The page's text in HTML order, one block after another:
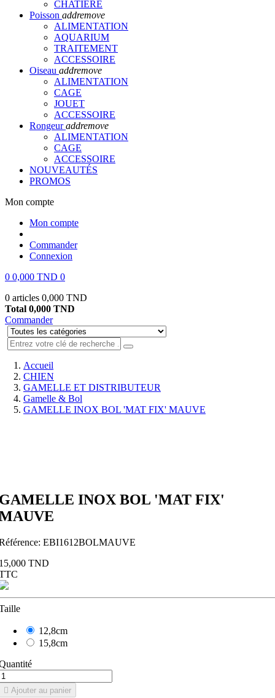
CHATIERE
Poisson addremove
ALIMENTATION
AQUARIUM
TRAITEMENT
ACCESSOIRE
Oiseau addremove
ALIMENTATION
CAGE
JOUET
ACCESSOIRE
Rongeur addremove
ALIMENTATION
CAGE
ACCESSOIRE
NOUVEAUTÉS
PROMOS
Mon compte
Mon compte
Commander
Connexion
0 0,000 TND 0
0 articles 0,000 TND
Total 0,000 TND
Commander
Accueil
CHIEN
GAMELLE ET DISTRIBUTEUR
Gamelle & Bol
GAMELLE INOX BOL 'MAT FIX' MAUVE
INOX BOL 'MAT FIX'
EBI1612BOLMAUVE
TND
12,8cm
15,8cm
 Ajouter au panier